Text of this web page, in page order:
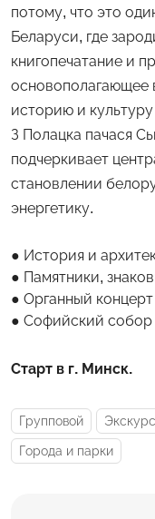
потому, что это
Беларуси, где
книгопечатание и
основополагающее
историю и
З Полацка пачася
подчеркивает
становлении
энергетику.
История и
Памятники,
Органный концерт
Софийский собор
Старт в г. Минск.
Групповой
Города и парки